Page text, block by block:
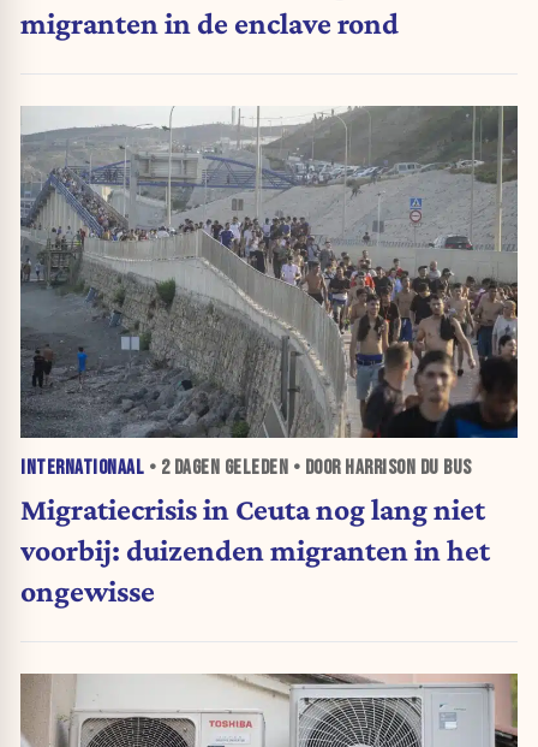
migranten in de enclave rond
INTERNATIONAAL • 2 DAGEN GELEDEN • DOOR HARRISON DU BUS
Migratiecrisis in Ceuta nog lang niet
voorbij: duizenden migranten in het
ongewisse